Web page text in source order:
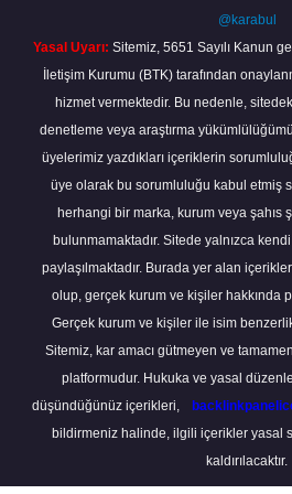
@karabul
Yasal Uyarı: Sitemiz, 5651 Sayılı Kanun
İletişim Kurumu (BTK) tarafından
hizmet vermektedir. Bu nedenle,
denetleme veya araştırma
üyelerimiz yazdıkları içeriklerin
üye olarak bu sorumluluğu kabul etmiş
herhangi bir marka, kurum veya şahıs
bulunmamaktadır. Sitede yalnızca kendi
paylaşılmaktadır. Burada yer alan
olup, gerçek kurum ve kişiler hakkında
Gerçek kurum ve kişiler ile isim
Sitemiz, kar amacı gütmeyen ve
platformudur. Hukuka ve yasal
düşündüğünüz içerikleri,
bildirmeniz halinde, ilgili içerikler yasal
kaldırılacaktır.